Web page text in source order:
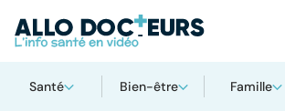
Santé Bien-être Famille